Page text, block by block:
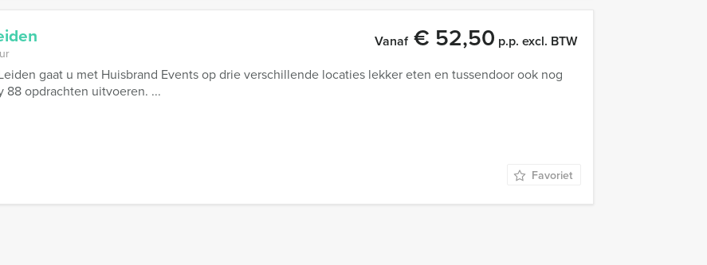
Vanaf€ 52,50 p.p. excl. BTW
gaat u met Huisbrand Events op drie verschillende locaties lekker eten en tussendoor ook nog
88 opdrachten uitvoeren. ...
Favoriet